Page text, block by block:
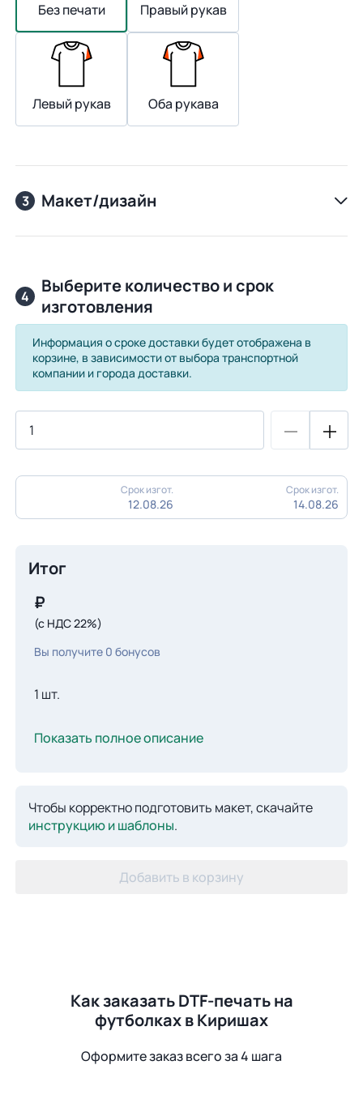
Без печати Правый рукав
Левый рукав Оба рукава
3 Макет/дизайн
4
Выберите количество и срок
изготовления
Информация о сроке доставки будет отображена в
корзине, в зависимости от выбора транспортной
компании и города доставки.
Срок изгот.
12.08.26
Срок изгот.
14.08.26
Итог
₽
(с НДС 22%)
Вы получите 0 бонусов
1 шт.
Показать полное описание
Чтобы корректно подготовить макет, скачайте
инструкцию и шаблоны.
Добавить в корзину
Как заказать DTF-печать на
футболках в Киришах
Оформите заказ всего за 4 шага